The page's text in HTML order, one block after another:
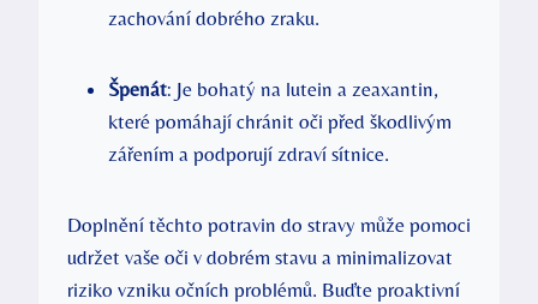
zachování dobrého zraku.
Špenát: Je bohatý na lutein a zeaxantin,
které pomáhají chránit oči před škodlivým
zářením a podporují zdraví sítnice.
Doplnění těchto potravin do stravy může pomoci
udržet vaše oči v dobrém stavu a minimalizovat
riziko vzniku očních problémů. Buďte proaktivní